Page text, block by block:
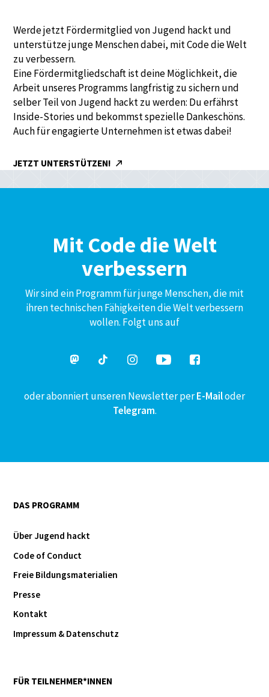
Werde jetzt Fördermitglied von Jugend hackt und
unterstütze junge Menschen dabei, mit Code die Welt
zu verbessern.
Eine Fördermitgliedschaft ist deine Möglichkeit, die
Arbeit unseres Programms langfristig zu sichern und
selber Teil von Jugend hackt zu werden: Du erfährst
Inside-Stories und bekommst spezielle Dankeschöns.
Auch für engagierte Unternehmen ist etwas dabei!
JETZT UNTERSTÜTZEN!
Mit Code die Welt
verbessern
Wir sind ein Programm für junge Menschen, die mit
ihren technischen Fähigkeiten die Welt verbessern
wollen. Folgt uns auf
oder abonniert unseren Newsletter perE-Mailoder
Telegram.
DAS PROGRAMM
Über Jugend hackt
Code of Conduct
Freie Bildungsmaterialien
Presse
Kontakt
Impressum & Datenschutz
FÜR TEILNEHMER*INNEN